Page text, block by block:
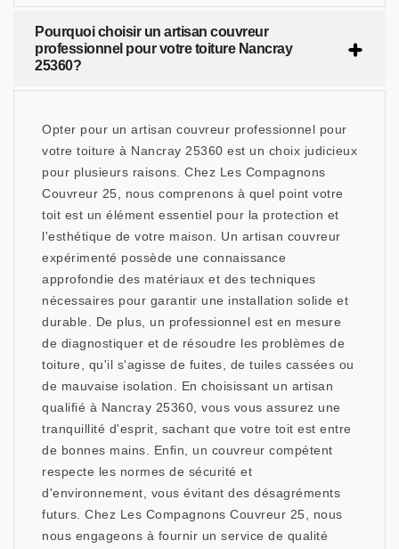
Pourquoi choisir un artisan couvreur
professionnel pour votre toiture Nancray
25360?
Opter pour un artisan couvreur professionnel pour
votre toiture à Nancray 25360 est un choix judicieux
pour plusieurs raisons. Chez Les Compagnons
Couvreur 25, nous comprenons à quel point votre
toit est un élément essentiel pour la protection et
l'esthétique de votre maison. Un artisan couvreur
expérimenté possède une connaissance
approfondie des matériaux et des techniques
nécessaires pour garantir une installation solide et
durable. De plus, un professionnel est en mesure
de diagnostiquer et de résoudre les problèmes de
toiture, qu'il s'agisse de fuites, de tuiles cassées ou
de mauvaise isolation. En choisissant un artisan
qualifié à Nancray 25360, vous vous assurez une
tranquillité d'esprit, sachant que votre toit est entre
de bonnes mains. Enfin, un couvreur compétent
respecte les normes de sécurité et
d'environnement, vous évitant des désagréments
futurs. Chez Les Compagnons Couvreur 25, nous
nous engageons à fournir un service de qualité